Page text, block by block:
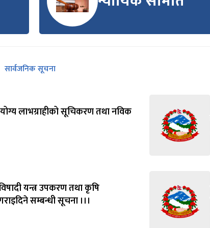
सार्वजनिक सूचना
योग्य लाभग्राहीको सूचिकरण तथा नविक
यन्त्र उपकरण तथा कृषि
सम्बन्धी सूचना ।।।